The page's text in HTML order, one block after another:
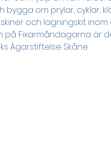
om prylar, cyklar,
och lagningskit
Fixarmåndagarna är
Ägarstiftelse Skåne